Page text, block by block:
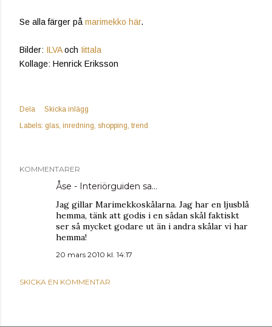
Se alla färger på marimekko här.
Bilder: ILVAoch Iittala
Kollage: Henrick Eriksson
Dela
Skicka inlägg
Labels: glas inredning shopping trend
KOMMENTARER
Åse - Interiörguiden sa…
Jag gillar Marimekkoskålarna. Jag har en ljusblå
hemma, tänk att godis i en sådan skål faktiskt
ser så mycket godare ut än i andra skålar vi har
hemma!
20 mars 2010 kl. 14:17
SKICKA EN KOMMENTAR